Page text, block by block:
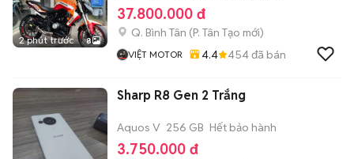
2 phút trước 8
37.800.000 đ
Q. Bình Tân (P. Tân Tạo mới)
VIỆT MOTOR 4.4 454đã bán
Sharp R8 Gen 2 Trắng
Aquos V 256 GB Hết bảo hành
3.750.000 đ